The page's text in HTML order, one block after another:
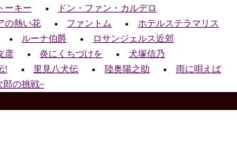
トーキー
ドン・ファン・カルデロ
の熱い花 ファントム
ホテルステラマリス
ルーナ伯爵
ロサンジェルス近郊
彦 炎にくちづけを
犬塚信乃
! 里見八犬伝 陸奥陽之助
雨に唄えば
郎の挑戦~